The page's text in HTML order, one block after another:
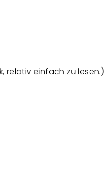
relativ einfach zu lesen.)